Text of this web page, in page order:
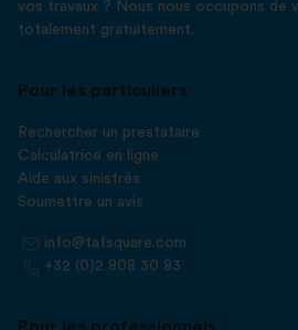
vos travaux ? Nous nous occupons de
totalement gratuitement.
Pour les particuliers
Rechercher un prestataire
Calculatrice en ligne
Aide aux sinistrés
Soumettre un avis
info@tafsquare.com
+32 (0)2 808 30 83